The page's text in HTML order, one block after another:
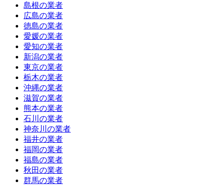
島根の業者
広島の業者
徳島の業者
愛媛の業者
愛知の業者
新潟の業者
東京の業者
栃木の業者
沖縄の業者
滋賀の業者
熊本の業者
石川の業者
神奈川の業者
福井の業者
福岡の業者
福島の業者
秋田の業者
群馬の業者